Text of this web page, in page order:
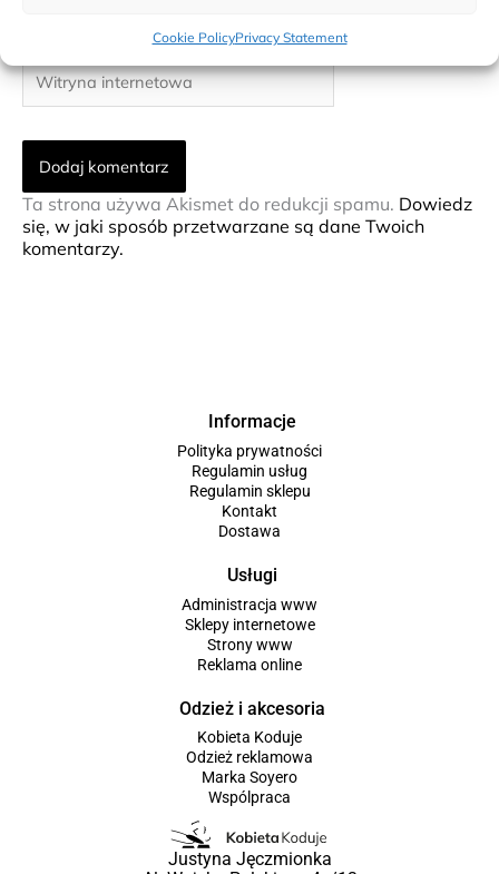
Cookie PolicyPrivacy Statement
Witryna
internetowa
Ta strona używa Akismet do redukcji spamu. Dowiedz
się, w jaki sposób przetwarzane są dane Twoich
komentarzy.
Informacje
Polityka prywatności
Regulamin usług
Regulamin sklepu
Kontakt
Dostawa
Usługi
Administracja www
Sklepy internetowe
Strony www
Reklama online
Odzież i akcesoria
Kobieta Koduje
Odzież reklamowa
Marka Soyero
Wspólpraca
Justyna Jęczmionka